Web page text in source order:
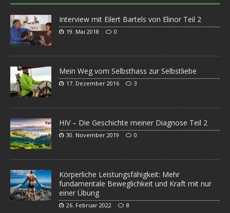
Interview mit Eilert Bartels von Elinor Teil 2
19. Mai 2018 0
Mein Weg vom Selbsthass zur Selbstliebe
17. Dezember 2016 3
HIV – Die Geschichte meiner Diagnose Teil 2
30. November 2019 0
Körperliche Leistungsfähigkeit: Mehr
fundamentale Beweglichkeit und Kraft mit nur
einer Übung
26. Februar 2022 8